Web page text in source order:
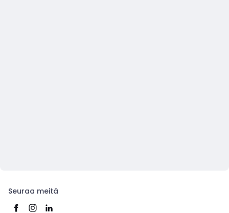
Seuraa meitä